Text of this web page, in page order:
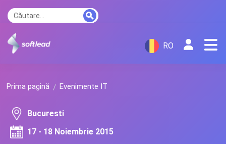
RO
Prima pagină Evenimente IT
Bucuresti
17 - 18 Noiembrie 2015